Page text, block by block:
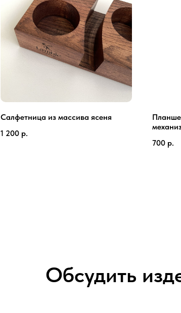
Салфетница из массива ясеня
1 200 р.
700 р.
Обсудить